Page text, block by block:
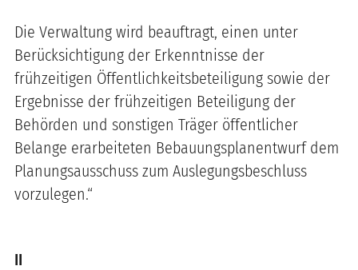
Die Verwaltung wird beauftragt, einen unter
Berücksichtigung der Erkenntnisse der
frühzeitigen Öffentlichkeitsbeteiligung sowie der
Ergebnisse der frühzeitigen Beteiligung der
Behörden und sonstigen Träger öffentlicher
Belange erarbeiteten Bebauungsplanentwurf dem
Planungsausschuss zum Auslegungsbeschluss
vorzulegen.“
II